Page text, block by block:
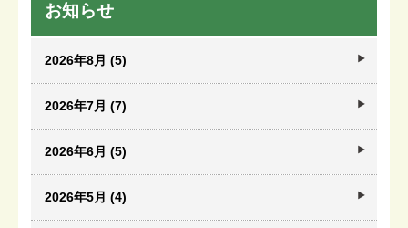
お知らせ
2026年8月 (5)
2026年7月 (7)
2026年6月 (5)
2026年5月 (4)